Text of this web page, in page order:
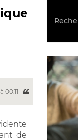
00:11
de